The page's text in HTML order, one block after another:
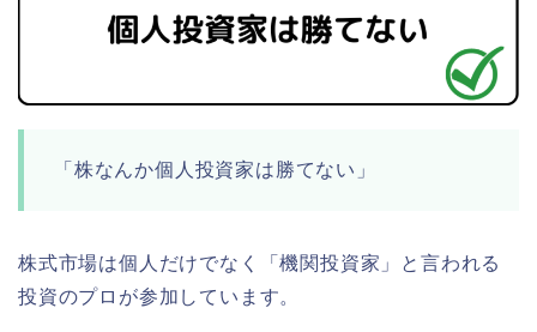
「株なんか個人投資家は勝てない」
株式市場は個人だけでなく「機関投資家」と言われる
投資のプロが参加しています。